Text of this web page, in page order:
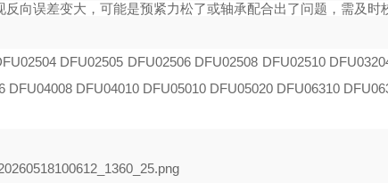
向误差变大，可能是预紧力松了或轴承配合出了问题，需及时
DFU02505 DFU02506 DFU02508 DFU02510
DFU04008DFU04010 DFU05010 DFU05020 DFU06310